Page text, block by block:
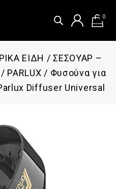
0
ΕΙΔΗ / ΣΕΣΟΥΑΡ –
/ PARLUX / Φυσούνα για
Diffuser Universal